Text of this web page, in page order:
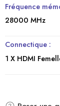
Fréquence
28000 MHz
Connectique :
1 X HDMI